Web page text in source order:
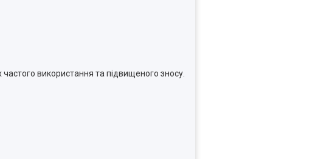
використання та підвищеного зносу.